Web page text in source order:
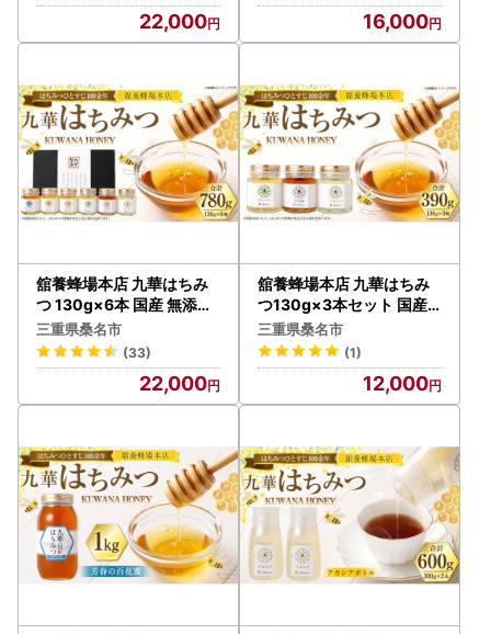
22,000 16,000
舘養蜂場本店 九華はちみ
つ 130g×6本 国産 無添加
良質 蜂蜜 ハチミツ 養蜂 ギ
フト 贈答 人気 料理 お菓子
健康 保存
三重県桑名市
(33)
22,000
舘養蜂場本店 九華はちみ
つ130g×3本セット 国産
無添加 良質 蜂蜜 ハチミツ
養蜂 ギフト 贈答 人気 料理
お菓子 健康 保存
三重県桑名市
(1)
12,000